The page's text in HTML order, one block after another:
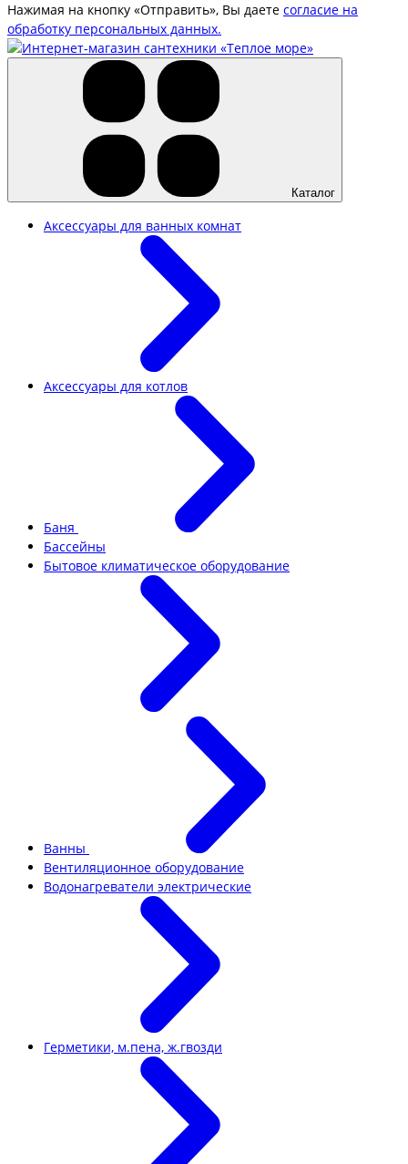
Нажимая на кнопку «Отправить», Вы даете согласие на
обработку персональных данных.
Каталог
Аксессуары для ванных комнат
Аксессуары для котлов
Баня
Бассейны
Бытовое климатическое оборудование
Ванны
Вентиляционное оборудование
Водонагреватели электрические
Герметики, м.пена, ж.гвозди